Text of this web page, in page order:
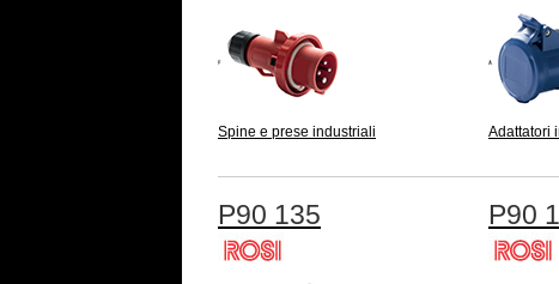
Spine e prese industriali Adattatori
P90 135 P90